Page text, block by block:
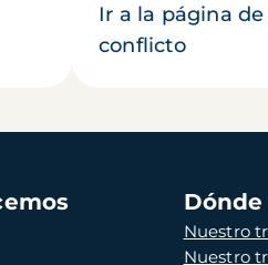
Ir a la página de
conflicto
Nuestro
Nuestro